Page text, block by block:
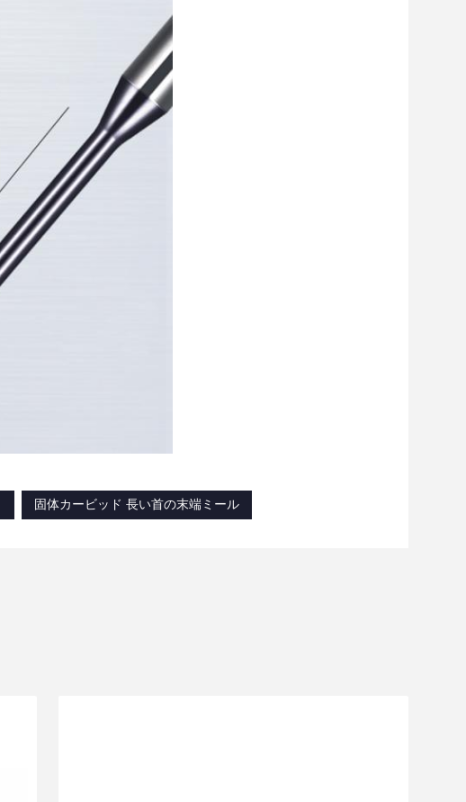
固体カービッド 長い首の末端ミール